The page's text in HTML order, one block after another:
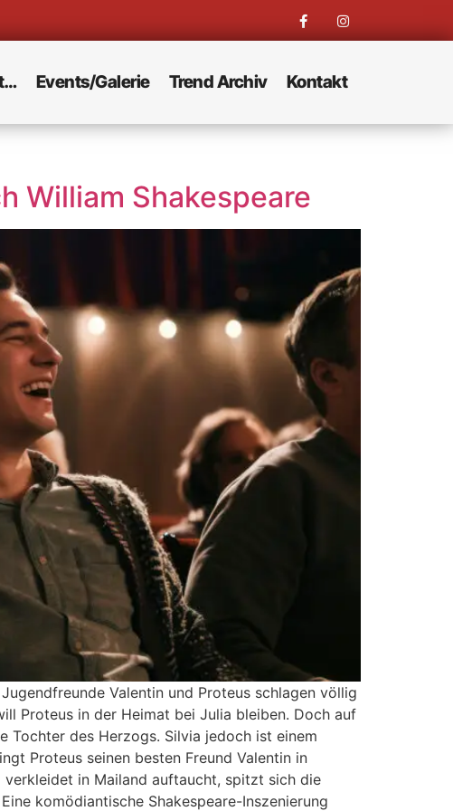
Events/Galerie Trend Archiv Kontakt
William Shakespeare
Valentin und Proteus schlagen völlig
Proteus in der Heimat bei Julia bleiben. Doch auf
Tochter des Herzogs. Silvia jedoch ist einem
Proteus seinen besten Freund Valentin in
verkleidet in Mailand auftaucht, spitzt sich die
komödiantische Shakespeare-Inszenierung